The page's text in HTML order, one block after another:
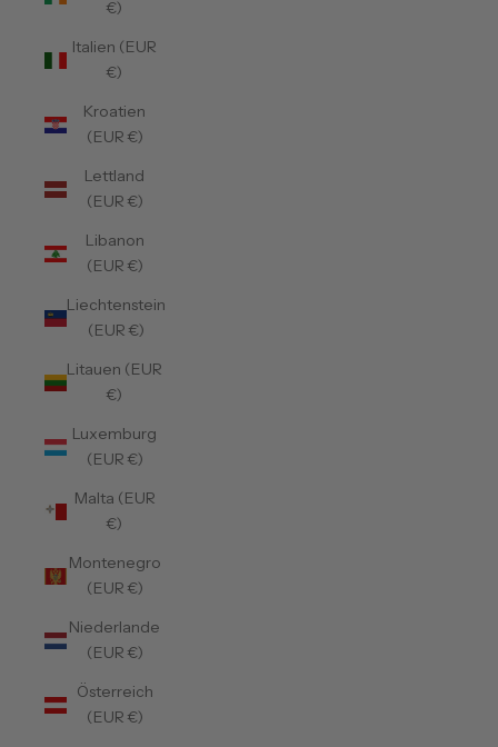
€)
Italien (EUR
€)
Kroatien
(EUR €)
Lettland
(EUR €)
Libanon
(EUR €)
Liechtenstein
(EUR €)
Litauen (EUR
€)
Luxemburg
(EUR €)
Malta (EUR
€)
Montenegro
(EUR €)
Niederlande
(EUR €)
Österreich
(EUR €)